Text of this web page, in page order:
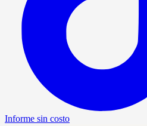
Informe sin costo